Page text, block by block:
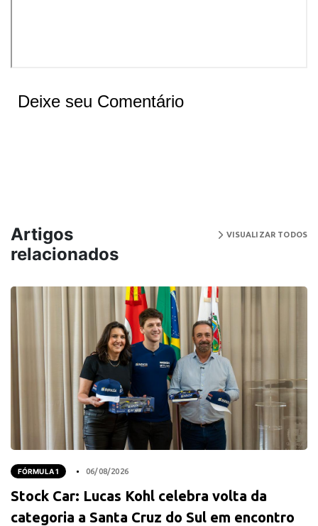
Deixe seu Comentário
Artigos
relacionados
VISUALIZAR TODOS
FÓRMULA 1 06/08/2026
Stock Car: Lucas Kohl celebra volta da
categoria a Santa Cruz do Sul em encontro